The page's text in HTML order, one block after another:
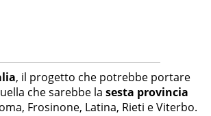
, il progetto che potrebbe portare
che sarebbe la sesta provincia
Frosinone, Latina, Rieti e Viterbo.